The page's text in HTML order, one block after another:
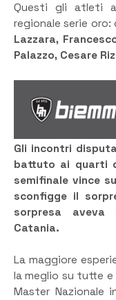
Questi gli atleti
regionale serie
Lazzara,
Palazzo, Cesare
Gli incontri
battuto ai quarti
semifinale vince
sconfigge il
sorpresa
Catania.
La maggiore
la meglio su tutte
Master Nazionale